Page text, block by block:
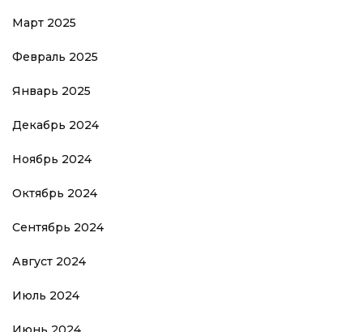
Март 2025
Февраль 2025
Январь 2025
Декабрь 2024
Ноябрь 2024
Октябрь 2024
Сентябрь 2024
Август 2024
Июль 2024